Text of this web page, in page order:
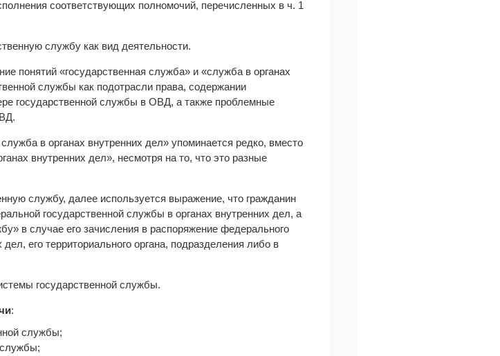
соответствующих полномочий, перечисленных в ч. 1
службу как вид деятельности.
понятий «государственная служба» и «служба в органах
службы как подотрасли права, содержании
государственной службы в ОВД, а также проблемные
в органах внутренних дел» упоминается редко, вместо
внутренних дел», несмотря на то, что это разные
службу, далее используется выражение, что гражданин
государственной службы в органах внутренних дел, а
в случае его зачисления в распоряжение федерального
его территориального органа, подразделения либо в
государственной службы.
:
службы;